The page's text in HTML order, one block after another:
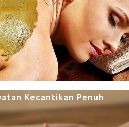
Kecantikan Penuh